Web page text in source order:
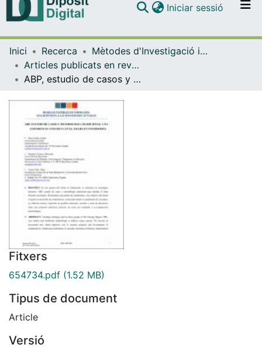
Navega per tot el DD
Contacte
Iniciar sessió (current)
Inici Recerca
Mètodes d'Investigació i Diagnòstic en Educació
Articles publicats en revistes (Mètodes d'Investigació i Diagnòstic en Educació)
ABP, estudio de casos y metodología tradicional: una experiencia concreta en el grado en enfermería
Fitxers
654734.pdf (1.52 MB)
Tipus de document
Article
Versió